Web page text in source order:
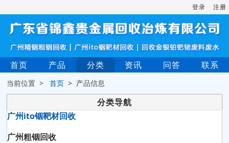
登录 注册
首页 产品 分类 资讯 问答 联系
当前位置 >首页 > 产品信息
分类导航
广州ito铟靶材回收
广州粗铟回收